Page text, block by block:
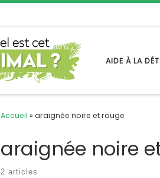
AIDE À LA
Accueil » araignée noire et rouge
araignée noire
2 articles